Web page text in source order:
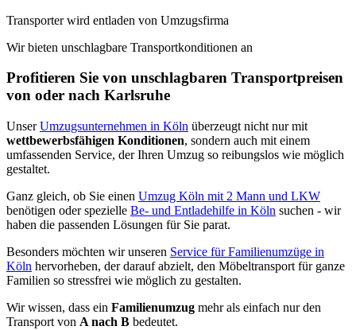
Transporter wird entladen von Umzugsfirma
Wir bieten unschlagbare Transportkonditionen an
Profitieren Sie von unschlagbaren Transportpreisen
von oder nach Karlsruhe
UnserUmzugsunternehmen in Köln überzeugt nicht nur mit
wettbewerbsfähigen Konditionen, sondern auch mit einem
umfassenden Service, der Ihren Umzug so reibungslos wie möglich
gestaltet.
Ganz gleich, ob Sie einen Umzug Köln mit 2 Mann und LKW
benötigen oder spezielle Be- und Entladehilfe in Köln suchen - wir
haben die passenden Lösungen für Sie parat.
Besonders möchten wir unseren Service für Familienumzüge in
Köln hervorheben, der darauf abzielt, den Möbeltransport für ganze
Familien so stressfrei wie möglich zu gestalten.
Wir wissen, dass ein Familienumzug mehr als einfach nur den
Transport von A nach B bedeutet.